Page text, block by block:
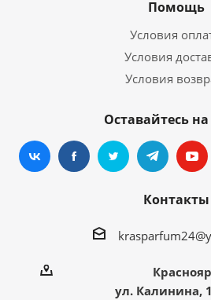
Помощь
Условия
Условия
Условия
Оставайтесь на
Контакты
ул. Калинина,